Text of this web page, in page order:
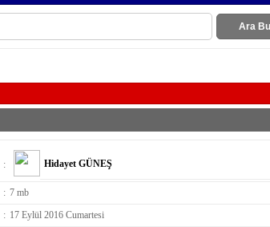
Ara
: Hidayet GÜNEŞ
: 7 mb
: 17 Eylül 2016 Cumartesi